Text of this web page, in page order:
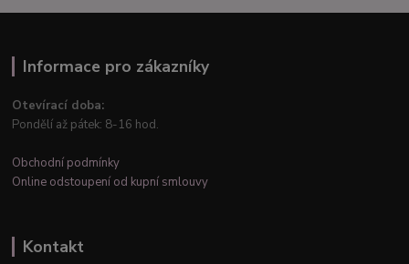
Informace pro zákazníky
Otevírací doba:
Pondělí až pátek: 8-16 hod.
Obchodní podmínky
Online odstoupení od kupní smlouvy
Kontakt